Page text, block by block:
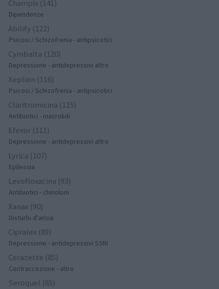
Champix (141)
Dipendenze
Abilify (122)
Psicosi / Schizofrenia - antipsicotici
Cymbalta (120)
Depressione - antidepressivi altro
Xeplion (116)
Psicosi / Schizofrenia - antipsicotici
Claritromicina (115)
Antibiotici - macrolidi
Efexor (111)
Depressione - antidepressivi altro
Lyrica (107)
Epilessia
Levofloxacina (93)
Antibiotici - chinoloni
Xanax (90)
Disturbi d'ansia
Cipralex (89)
Depressione - antidepressivi SSRI
Cerazette (85)
Contraccezione - altro
Seroquel (85)